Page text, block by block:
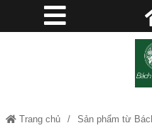
Trang chủ Sản phẩm từ